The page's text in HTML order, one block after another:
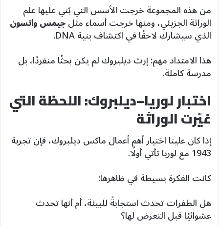
من هذه المجموعة خرجت الأسس التي بُني عليها علم
الوراثة الجزيئي، ومنها خرجت أسماء مثلجيمس واتسون
الذي سيشارك لاحقًا في اكتشاف بنية DNA.
هذا الامتداد مهم: إرث ديلبروك لم يكن بحثًا منفردًا، بل
مدرسة كاملة.
اختبار لوريا–ديلبروك: اللحظة التي
غيّرت الوراثة
إذا كان علينا اختيار أهم أعمال ماكس ديلبروك، فإن تجربة
1943 مع لوريا تأتي أولًا.
كانت الفكرة بسيطة في ظاهرها:
هل الطفرات تحدث استجابةً للبيئة، أم أنها تحدث
عشوائيًا قبل التعرض لها؟